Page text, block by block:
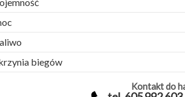
biegów
Kontakt do